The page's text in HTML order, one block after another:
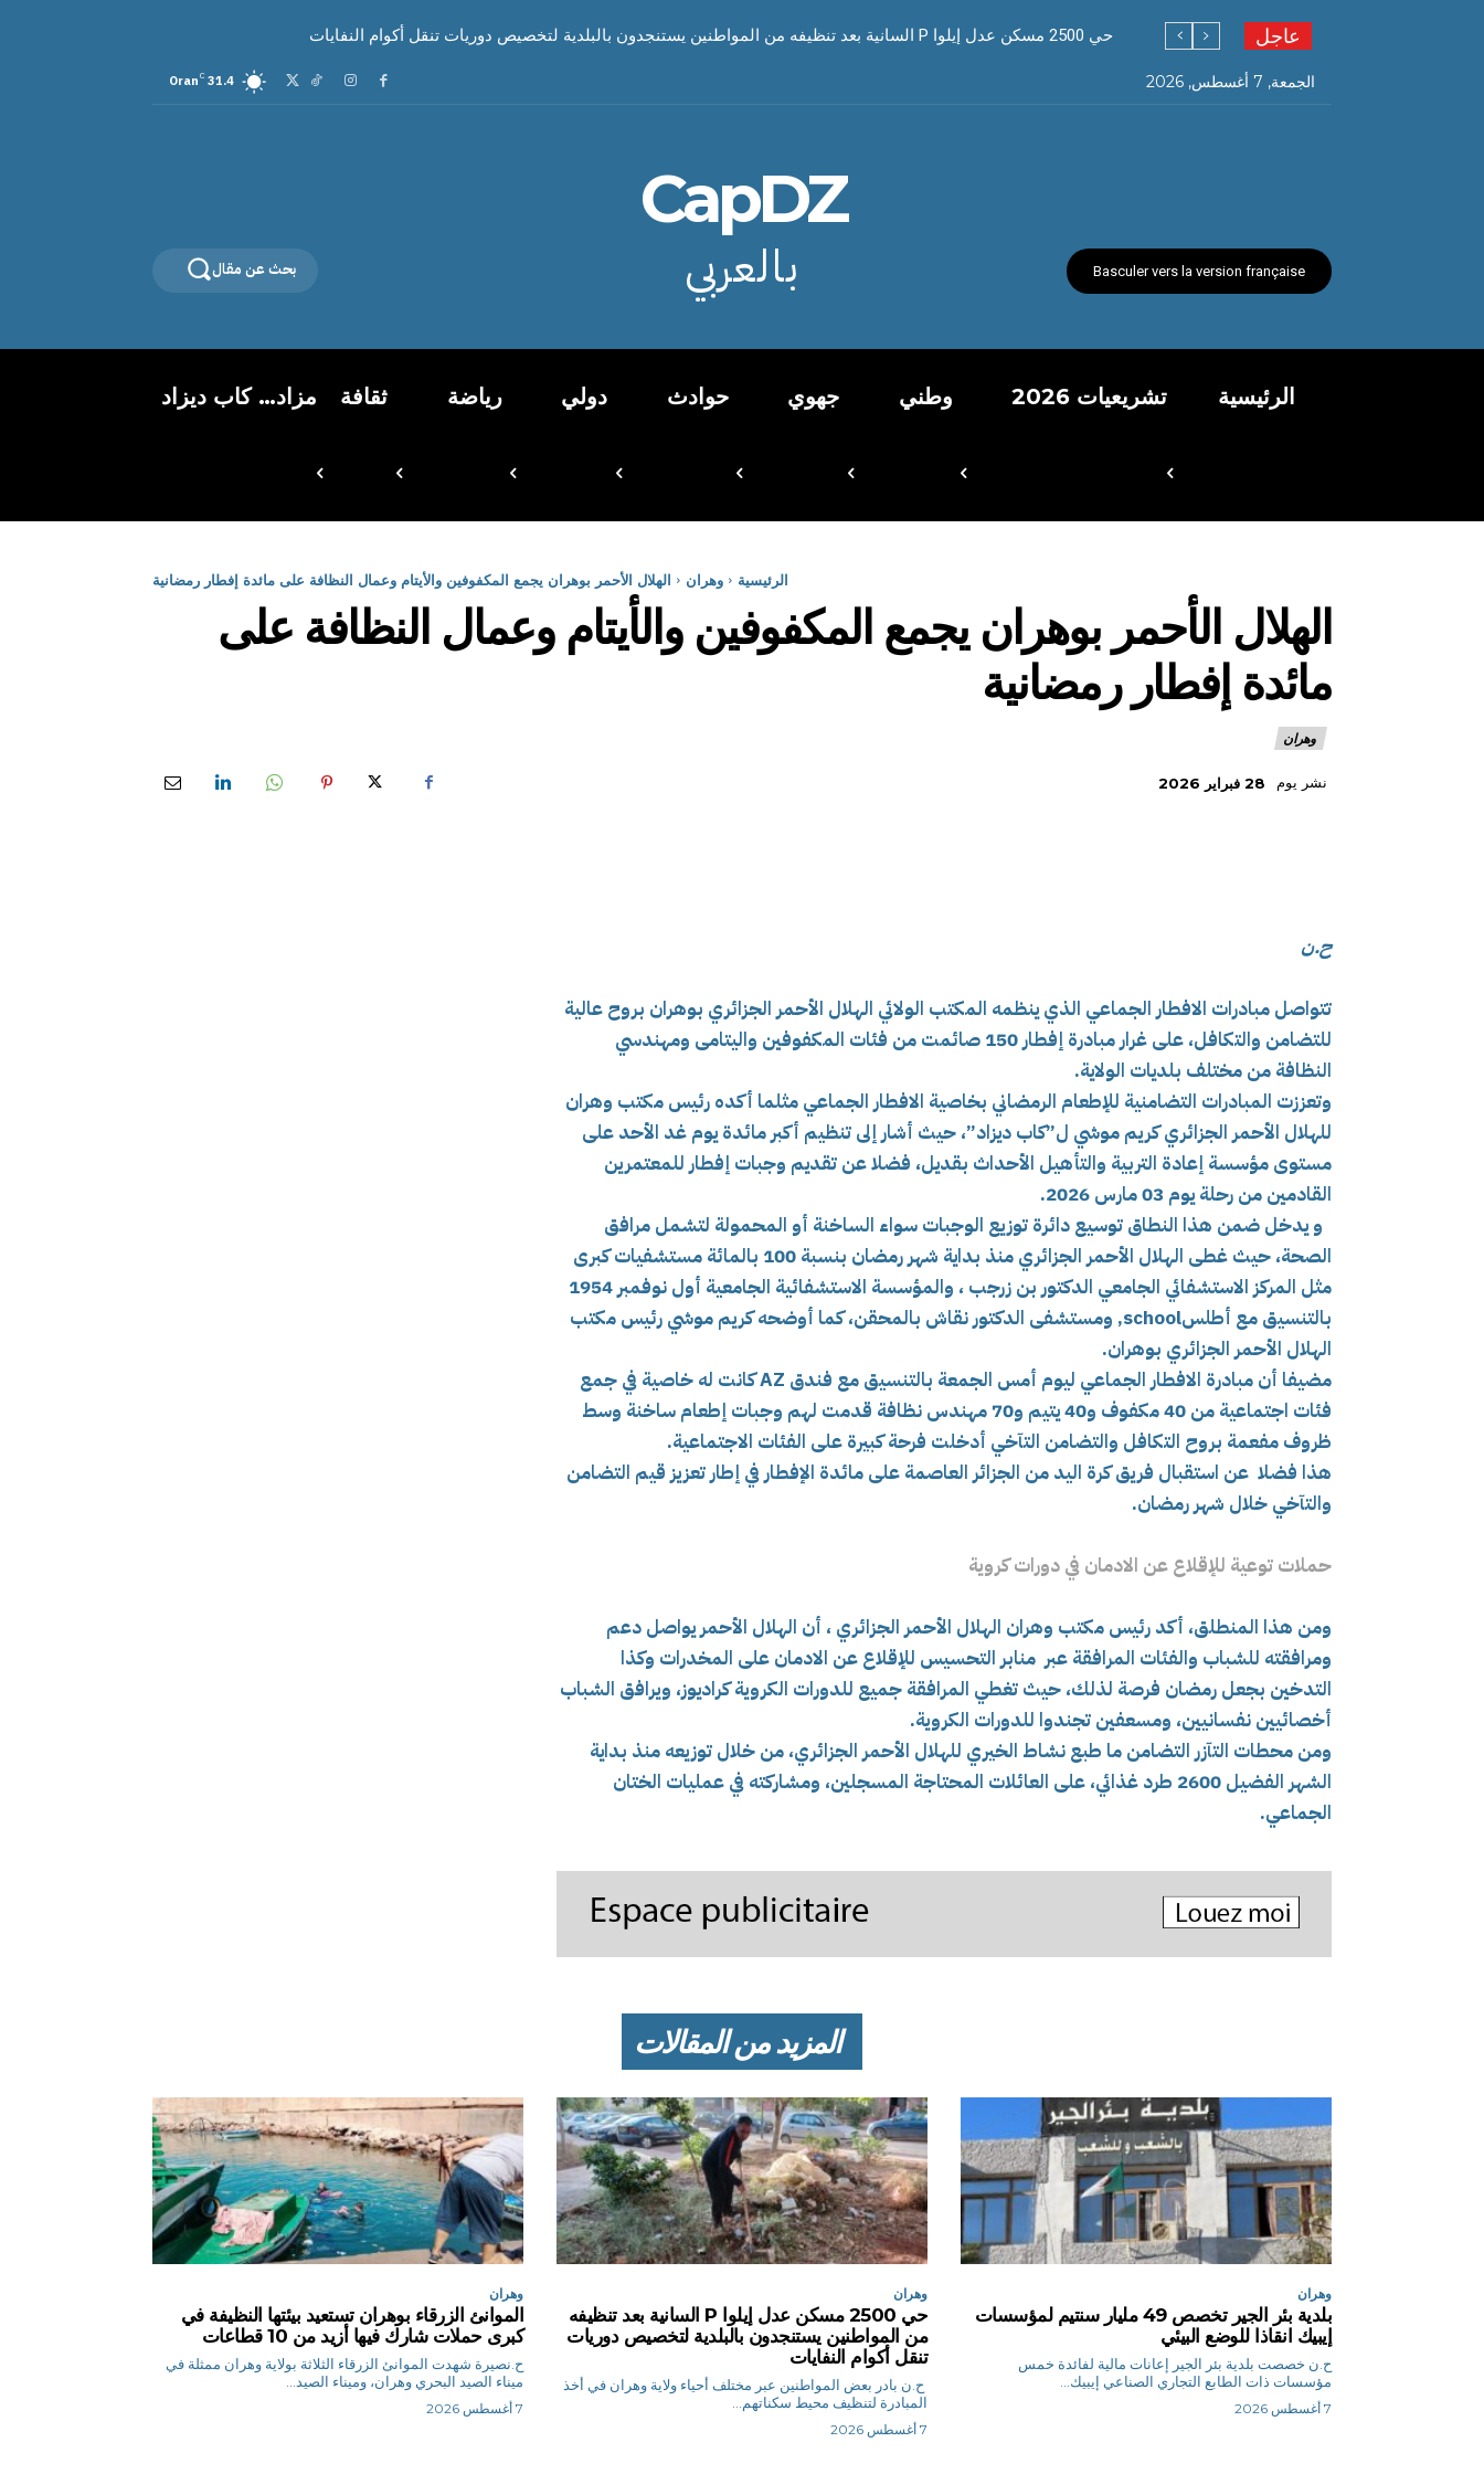
عاجل حي 2500 مسكن عدل إيلوا P السانية بعد تنظيفه من المواطنين يستنجدون بالبلدية لتخصيص دوريات تنقل أكوام النفايات
الجمعة, 7 أغسطس, 2026 31.4
C
Oran
Basculer vers la version française
CapDZ
بالعربي بحث عن مقال
الرئيسية تشريعيات 2026 وطني جهوي حوادث دولي رياضة ثقافة مزاد… كاب ديزاد
الرئيسية وهران الهلال الأحمر بوهران يجمع المكفوفين والأيتام وعمال النظافة على مائدة إفطار رمضانية
الهلال الأحمر بوهران يجمع المكفوفين والأيتام وعمال النظافة على
مائدة إفطار رمضانية
وهران
نشر يوم 28 فبراير 2026
ح.ن
تتواصل مبادرات الافطار الجماعي الذي ينظمه المكتب الولائي الهلال الأحمر الجزائري بوهران بروح عالية
للتضامن والتكافل، على غرار مبادرة إفطار 150 صائمت من فئات
المكفوفين واليتامى ومهندسي
النظافة من مختلف بلديات الولاية.
وتعززت المبادرات التضامنية للإطعام الرمضاني بخاصية الافطار الجماعي مثلما أكده رئيس مكتب وهران
للهلال الأحمر الجزائري كريم موشي ل”كاب ديزاد”، حيث أشار إلى تنظيم أكبر مائدة يوم غد الأحد على
مستوى مؤسسة إعادة التربية والتأهيل الأحداث بقديل، فضلا عن تقديم وجبات إفطار للمعتمرين
القادمين من رحلة يوم 03 مارس 2026.
و يدخل ضمن هذا النطاق توسيع دائرة توزيع الوجبات سواء الساخنة أو المحمولة لتشمل مرافق
الصحة، حيث غطى الهلال الأحمر الجزائري منذ بداية شهر رمضان بنسبة 100 بالمائة مستشفيات كبرى
مثل المركز الاستشفائي الجامعي الدكتور بن زرجب ، والمؤسسة الاستشفائية الجامعية أول نوفمبر 1954
بالتنسيق مع أطلسschool, ومستشفى الدكتور نقاش بالمحقن، كما أوضحه كريم موشي رئيس مكتب
الهلال الأحمر الجزائري بوهران.
مضيفا أن مبادرة الافطار الجماعي ليوم أمس الجمعة بالتنسيق مع فندق AZ كانت له خاصية في جمع
فئات اجتماعية من 40 مكفوف و40 يتيم و70 مهندس نظافة قدمت لهم وجبات إطعام ساخنة وسط
ظروف مفعمة بروح التكافل والتضامن التآخي أدخلت فرحة كبيرة على الفئات الاجتماعية.
هذا فضلا عن استقبال فريق كرة اليد من الجزائر العاصمة على مائدة الإفطار في إطار تعزيز قيم التضامن
والتآخي خلال شهر رمضان.
حملات توعية للإقلاع عن الادمان في دورات كروية
ومن هذا المنطلق، أكد رئيس مكتب وهران الهلال الأحمر الجزائري ، أن الهلال الأحمر يواصل دعم
ومرافقته للشباب والفئات المرافقة عبر منابر التحسيس للإقلاع عن الادمان على المخدرات وكذا
التدخين بجعل رمضان فرصة لذلك، حيث تغطي المرافقة جميع للدورات الكروية كراديوز، ويرافق الشباب
أخصائيين نفسانيين، ومسعفين تجندوا للدورات الكروية.
ومن محطات التآزر التضامن ما طبع نشاط الخيري للهلال الأحمر الجزائري، من خلال توزيعه منذ بداية
الشهر الفضيل 2600 طرد غذائي، على العائلات المحتاجة المسجلين، ومشاركته في عمليات الختان
الجماعي.
المزيد من المقالات
وهران
بلدية بئر الجير تخصص 49 مليار سنتيم لمؤسسات
إيبيك انقاذا للوضع البيئي
ح.ن خصصت بلدية بئر الجير إعانات مالية لفائدة خمس
مؤسسات ذات الطابع التجاري الصناعي إيبيك...
7 أغسطس 2026
وهران
حي 2500 مسكن عدل إيلوا P السانية بعد تنظيفه
من المواطنين يستنجدون بالبلدية لتخصيص دوريات
تنقل أكوام النفايات
ح.ن بادر بعض المواطنين عبر مختلف أحياء ولاية وهران في أخذ
المبادرة لتنظيف محيط سكناتهم...
7 أغسطس 2026
وهران
الموانئ الزرقاء بوهران تستعيد بيئتها النظيفة في
كبرى حملات شارك فيها أزيد من 10 قطاعات
ح.نصيرة شهدت الموانئ الزرقاء الثلاثة بولاية وهران ممثلة في
ميناء الصيد البحري وهران، وميناء الصيد...
7 أغسطس 2026